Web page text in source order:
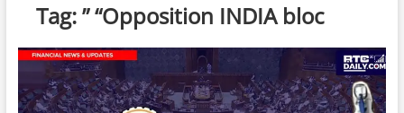
Tag:” “Opposition INDIA bloc